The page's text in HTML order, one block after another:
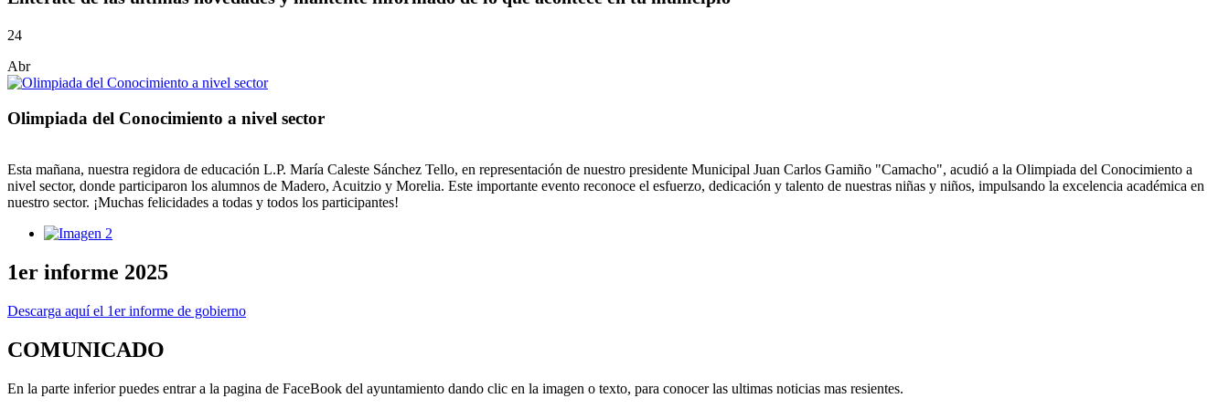
24
Abr
Olimpiada del Conocimiento a nivel sector
Esta mañana, nuestra regidora de educación L.P. María Caleste Sánchez Tello, en representación de nuestro presidente Municipal Juan Carlos Gamiño "Camacho", acudió a la Olimpiada del Conocimiento a
nivel sector, donde participaron los alumnos de Madero, Acuitzio y Morelia. Este importante evento reconoce el esfuerzo, dedicación y talento de nuestras niñas y niños, impulsando la excelencia académica en
nuestro sector. ¡Muchas felicidades a todas y todos los participantes!
1er informe 2025
Descarga aquí el 1er informe de gobierno
COMUNICADO
En la parte inferior puedes entrar a la pagina de FaceBook del ayuntamiento dando clic en la imagen o texto, para conocer las ultimas noticias mas resientes.